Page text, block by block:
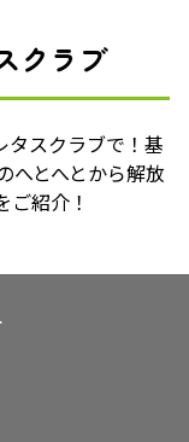
クラブ
タスクラブで！基
へとへとから解放
紹介！